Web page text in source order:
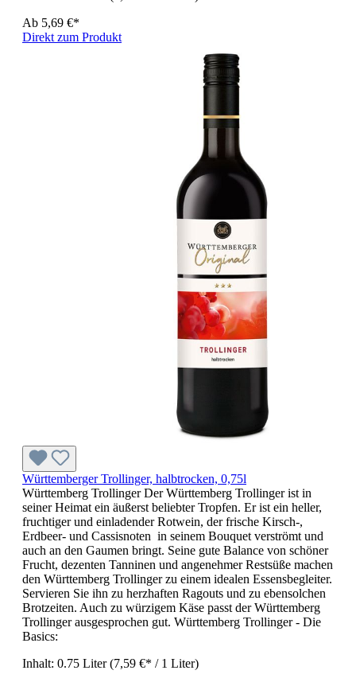
Ab 5,69 €*
Direkt zum Produkt
Württemberger Trollinger, halbtrocken, 0,75l
Württemberg Trollinger Der Württemberg Trollinger ist in
seiner Heimat ein äußerst beliebter Tropfen. Er ist ein heller,
fruchtiger und einladender Rotwein, der frische Kirsch-,
Erdbeer- und Cassisnoten in seinem Bouquet verströmt und
auch an den Gaumen bringt. Seine gute Balance von schöner
Frucht, dezenten Tanninen und angenehmer Restsüße machen
den Württemberg Trollinger zu einem idealen Essensbegleiter.
Servieren Sie ihn zu herzhaften Ragouts und zu ebensolchen
Brotzeiten. Auch zu würzigem Käse passt der Württemberg
Trollinger ausgesprochen gut. Württemberg Trollinger - Die
Basics:
Inhalt: 0.75 Liter(7,59 €* / 1 Liter)